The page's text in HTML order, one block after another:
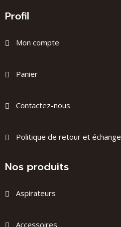
Profil
Mon compte
Panier
Contactez-nous
Politique de retour et échange
Nos produits
Aspirateurs
Accessoires